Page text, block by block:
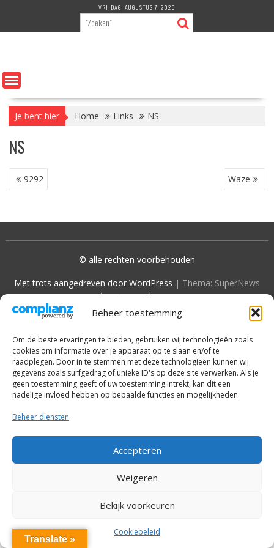
Beheer toestemming
Om de beste ervaringen te bieden, gebruiken wij technologieën zoals
cookies om informatie over je apparaat op te slaan en/of te
raadplegen. Door in te stemmen met deze technologieën kunnen wij
gegevens zoals surfgedrag of unieke ID's op deze site verwerken. Als je
geen toestemming geeft of uw toestemming intrekt, kan dit een
nadelige invloed hebben op bepaalde functies en mogelijkheden.
Beheer diensten
Accepteren
Weigeren
Bekijk voorkeuren
Cookiebeleid
de
VRIJDAG, AUGUSTUS 7, 2026
Je bent hier Home Links NS
NS
BERICHT
NAVIGATIE
9292 Waze
© alle rechten voorbehouden
Met trots aangedreven door WordPress | Thema: SuperNews
doorAcme Themes
Translate »